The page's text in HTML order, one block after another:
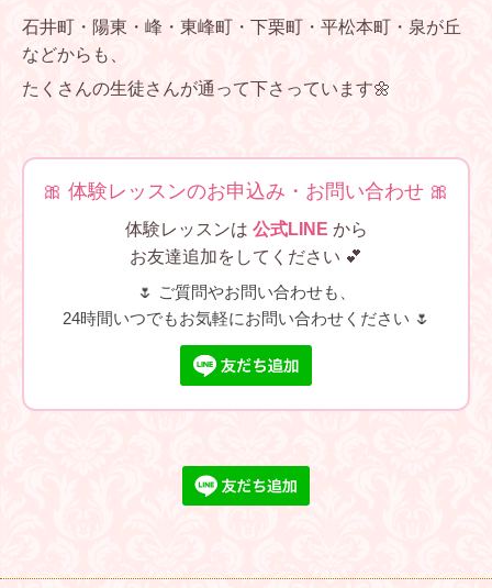
石井町・陽東・峰・東峰町・下栗町・平松本町・泉が丘
などからも、
たくさんの生徒さんが通って下さっています🌼
🎀 体験レッスンのお申込み・お問い合わせ 🎀
体験レッスンは 公式LINE から
お友達追加をしてください 💕
🌷 ご質問やお問い合わせも、
24時間いつでもお気軽にお問い合わせください 🌷